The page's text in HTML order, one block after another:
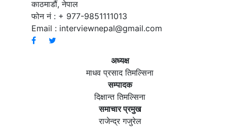
काठमाडौं, नेपाल
फोन नं : + 977-9851111013
Email : interviewnepal@gmail.com
अध्यक्ष
माधव प्रसाद तिमल्सिना
सम्पादक
दिक्षान्त तिमल्सिना
समाचार प्रमुख
राजेन्द्र गजुरेल